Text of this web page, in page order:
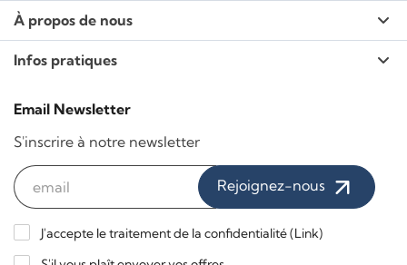
À propos de nous
Infos pratiques
Email Newsletter
S'inscrire à notre newsletter
Rejoignez-nous
J'accepte le traitement de la confidentialité (Link)